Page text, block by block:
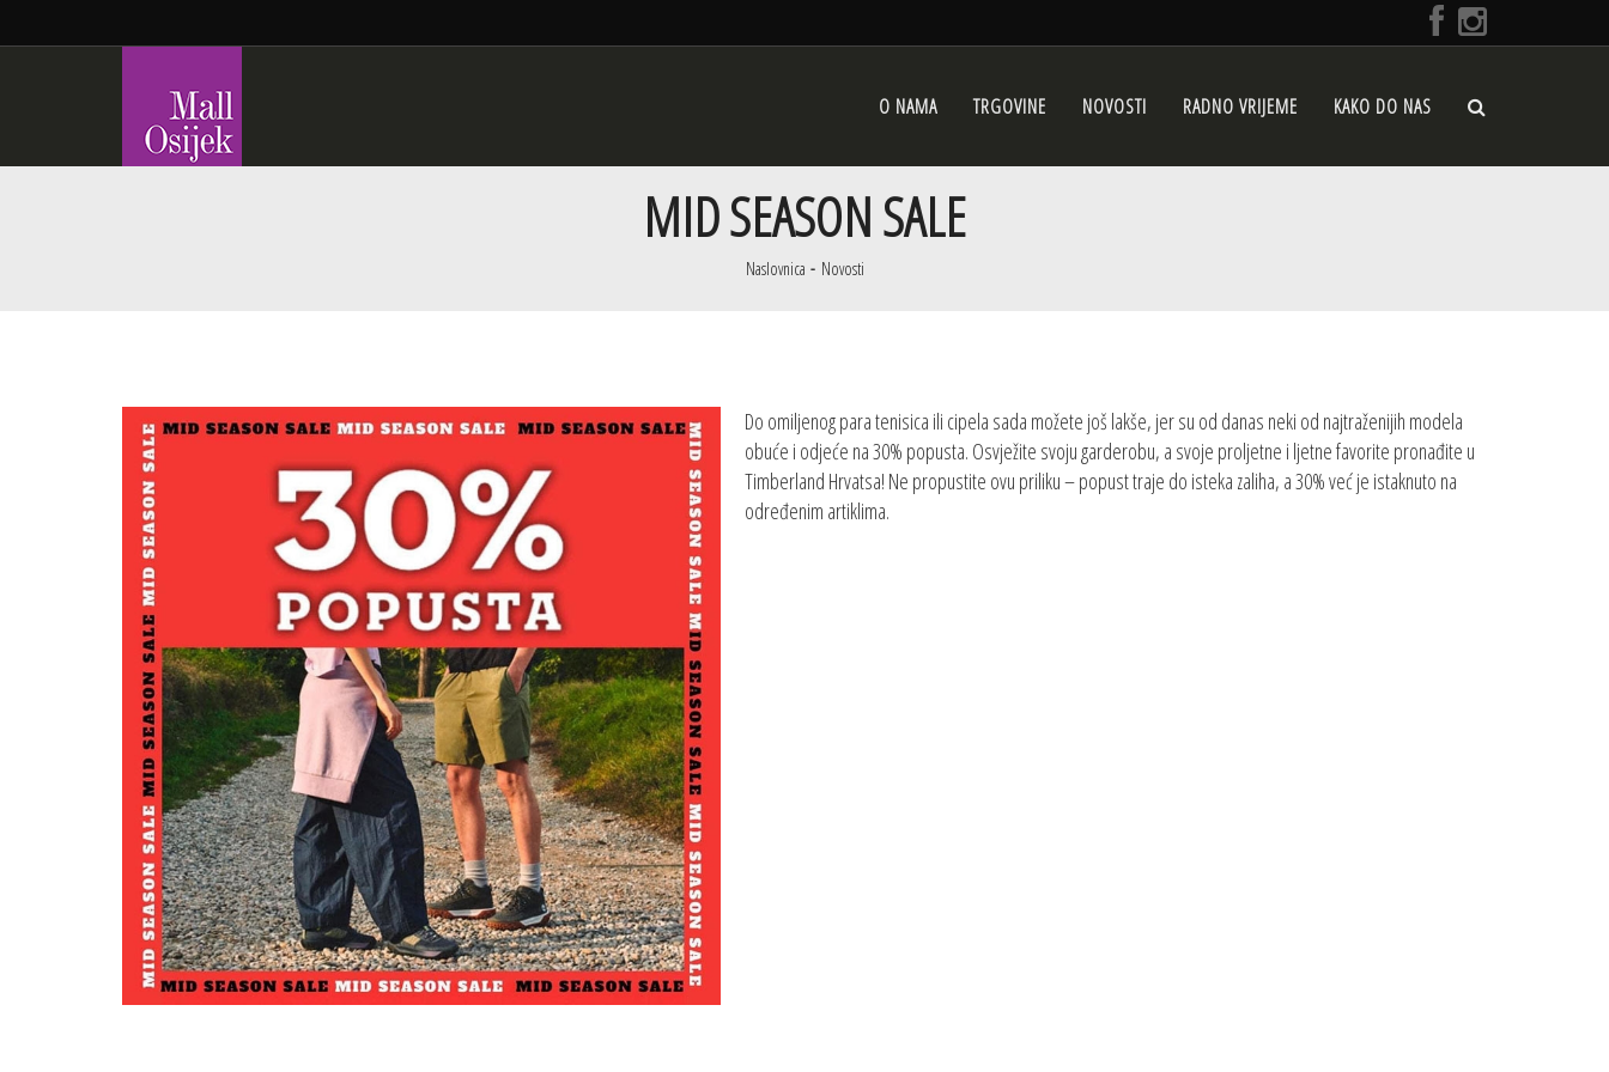
O NAMA TRGOVINE NOVOSTI RADNO VRIJEME KAKO DO NAS
MID SEASON SALE
Naslovnica Novosti
Do omiljenog para tenisica ili cipela sada možete još lakše, jer su od danas neki od najtraženijih modela
obuće i odjeće na 30% popusta. Osvježite svoju garderobu, a svoje proljetne i ljetne favorite pronađite u
Timberland Hrvatsa! Ne propustite ovu priliku – popust traje do isteka zaliha, a 30% već je istaknuto na
određenim artiklima.